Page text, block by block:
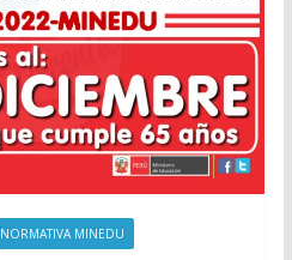
NORMATIVA MINEDU